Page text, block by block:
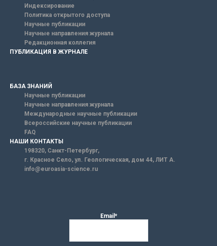
Индексирование
Политика открытого доступа
Научные публикации
Научные направления журнала
Редакционная коллегия
ПУБЛИКАЦИЯ В ЖУРНАЛЕ
БАЗА ЗНАНИЙ
Научные публикации
Научные направления журнала
Международные научные публикации
Всероссийские научные публикации
FAQ
НАШИ КОНТАКТЫ
198320, Санкт-Петербург,
г. Красное Село, ул. Геологическая, дом 44, ЛИТ А.
info@euroasia-science.ru
Email*